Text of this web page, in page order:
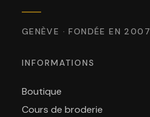
GENÈVE · FONDÉE EN 2007
INFORMATIONS
Boutique
Cours de broderie